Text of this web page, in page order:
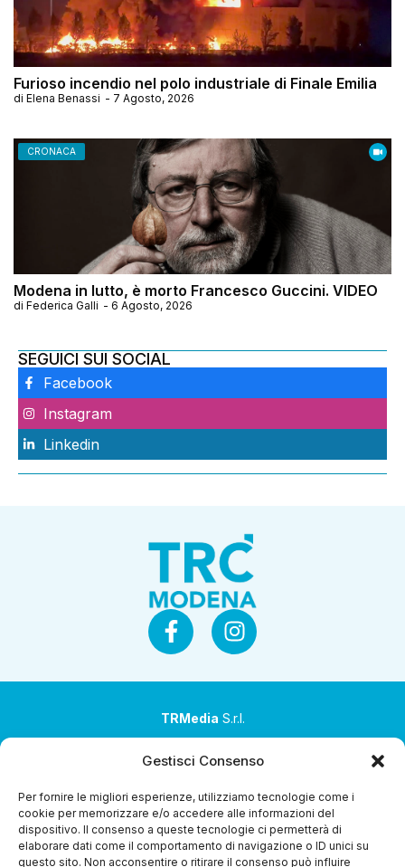
Gestisci Consenso
Per fornire le migliori esperienze, utilizziamo tecnologie come i
cookie per memorizzare e/o accedere alle informazioni del
dispositivo. Il consenso a queste tecnologie ci permetterà di
elaborare dati come il comportamento di navigazione o ID unici su
questo sito. Non acconsentire o ritirare il consenso può influire
Furioso incendio nel polo industriale di Finale Emilia
di Elena Benassi - 7 Agosto, 2026
CRONACA
Modena in lutto, è morto Francesco Guccini. VIDEO
di Federica Galli - 6 Agosto, 2026
SEGUICI SUI SOCIAL
Facebook
Instagram
Linkedin
TRMedia S.r.l.
coordinamento da parte di Coop Alleanza 3.0 Soc. Coop.
Sede legale: via Ragazzi del ’99 nr. 51 42124 Reggio Emilia
(RE)